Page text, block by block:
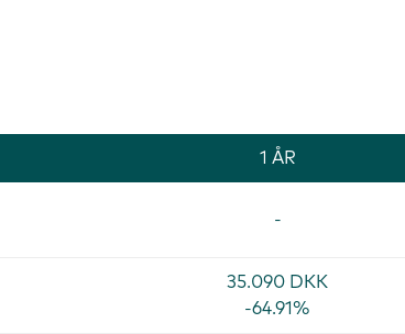
1 ÅR
-
35.090 DKK
-64.91%